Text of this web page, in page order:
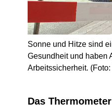
Sonne und Hitze sind
Gesundheit und haben
Arbeitssicherheit.
Das